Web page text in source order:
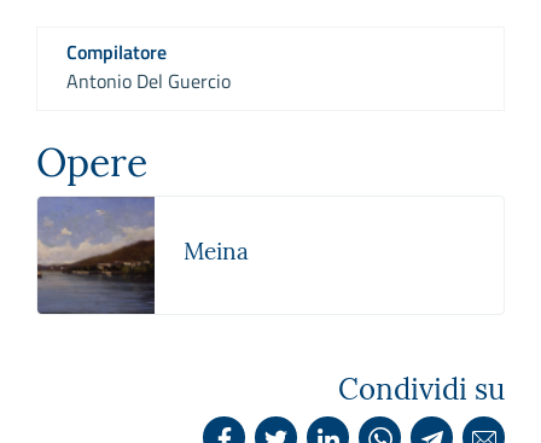
Compilatore
Antonio Del Guercio
Opere
Meina
Condividi su